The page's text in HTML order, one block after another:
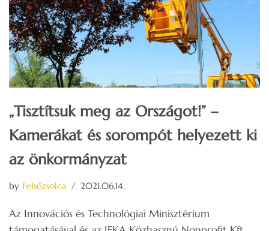
„Tisztítsuk meg az Országot!” –
Kamerákat és sorompót helyezett ki
az önkormányzat
by Felsőzsolca 2021.06.14.
Az Innovációs és Technológiai Minisztérium